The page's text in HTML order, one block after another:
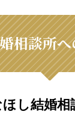
相談所
し結婚相